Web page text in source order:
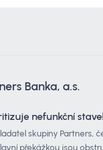
Banka, a.s.
nefunkční
skupiny Partners,
překážkou jsou